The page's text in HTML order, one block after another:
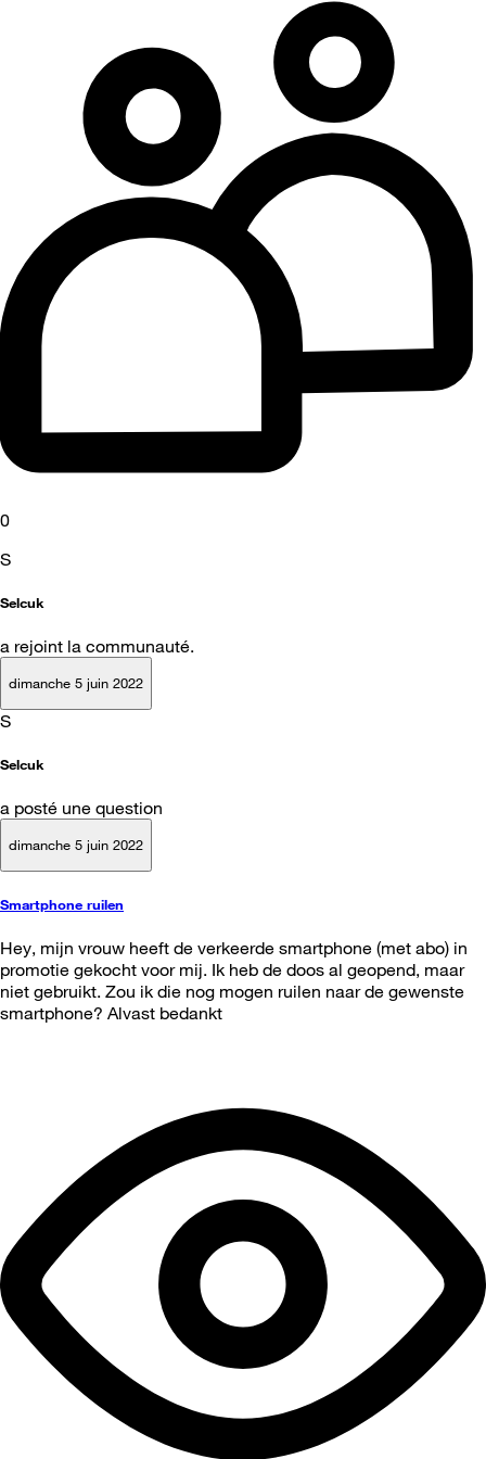
0
S
Selcuk
a rejoint la communauté.
dimanche 5 juin 2022
S
Selcuk
a posté une question
dimanche 5 juin 2022
Smartphone ruilen
Hey, mijn vrouw heeft de verkeerde smartphone (met abo) in
promotie gekocht voor mij. Ik heb de doos al geopend, maar
niet gebruikt. Zou ik die nog mogen ruilen naar de gewenste
smartphone? Alvast bedankt